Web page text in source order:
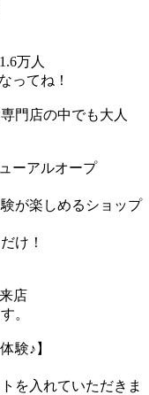
万人
ってね！
門店の中でも大人
ーアルオープ
が楽しめるショップ
け！
店
。
験♪】
を入れていただきま